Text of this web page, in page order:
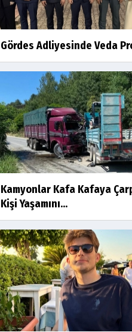
Gördes Adliyesinde Veda
Kamyonlar Kafa Kafaya
Kişi Yaşamını...